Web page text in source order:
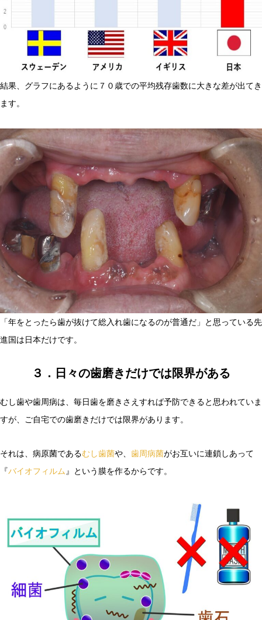
結果、グラフにあるように７０歳での平均残存歯数に大きな差が出てき
ます。
「年をとったら歯が抜けて総入れ歯になるのが普通だ」と思っている先
進国は日本だけです。
３．日々の歯磨きだけでは限界がある
むし歯や歯周病は、毎日歯を磨きさえすれば予防できると思われていま
すが、ご自宅での歯磨きだけでは限界があります。
それは、病原菌であるむし歯菌や、 歯周病菌がお互いに連鎖しあって
『バイオフィルム 』という膜を作るからです。